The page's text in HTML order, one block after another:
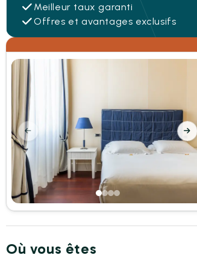
Meilleur taux garanti
Offres et avantages exclusifs
Où vous êtes